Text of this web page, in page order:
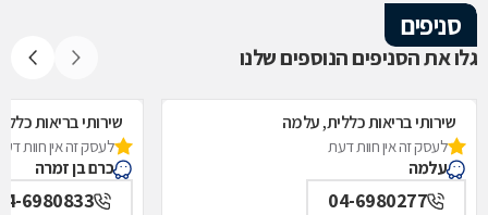
סניפים
גלו את הסניפים הנוספים שלנו
שירותי בריאות כללית, עלמה
לעסק זה אין חוות דעת
עלמה
04-6980277
שירותי בריאות
לעסק זה אין חוות
כרם בן זמרה
6980833